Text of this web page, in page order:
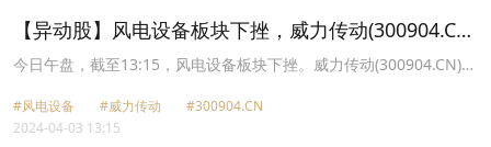
【异动股】风电设备板块下挫，威力传动(300904.CN)
跌6.46%
今日午盘，截至13:15，风电设备板块下挫。威力传动(300904.CN)跌
股份(301163.CN)跌6.39%报24.17元，双一科技(300690.CN)跌
5.91%报23.4元，海力风电(301155.CN)跌4.50%报47.56元，电气风
#风电设备 #威力传动
#300904.CN
2024-04-03 13:15